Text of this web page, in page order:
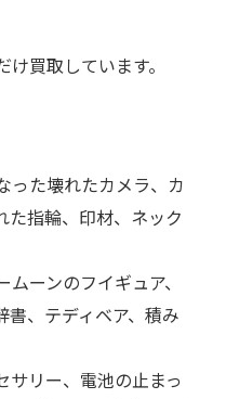
買取しています。
った壊れたカメラ、カ
た指輪、印材、ネック
ーンのフイギュア、
書、テディベア、積み
サリー、電池の止まっ